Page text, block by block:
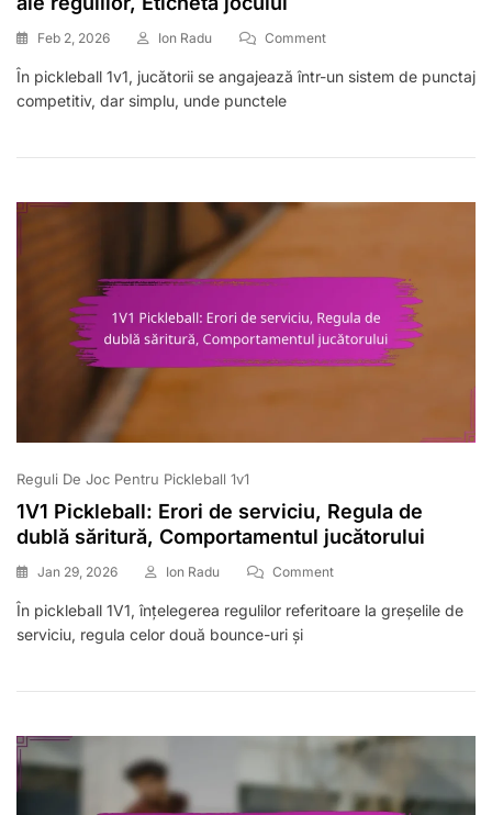
Feb 2, 2026 Ion Radu CommentOn
Pickleball:
Clarificări
Regulilor,
În pickleball 1v1, jucătorii se angajează într-un sistem de punctaj
competitiv, dar simplu, unde punctele
Reguli De Joc Pentru Pickleball 1v1
1V1 Pickleball: Erori de serviciu, Regula de
dublă săritură, Comportamentul jucătorului
Jan 29, 2026 Ion Radu CommentOn
Pickleball:
Regula
Dublă
Săritură,
Comportamentul
Jucătorului
În pickleball 1V1, înțelegerea regulilor referitoare la greșelile de
serviciu, regula celor două bounce-uri și